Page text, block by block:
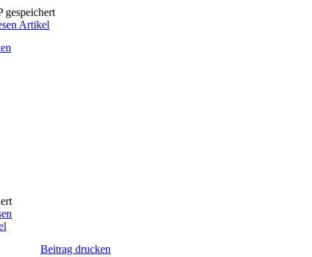
gespeichert
Artikel
Beitrag drucken